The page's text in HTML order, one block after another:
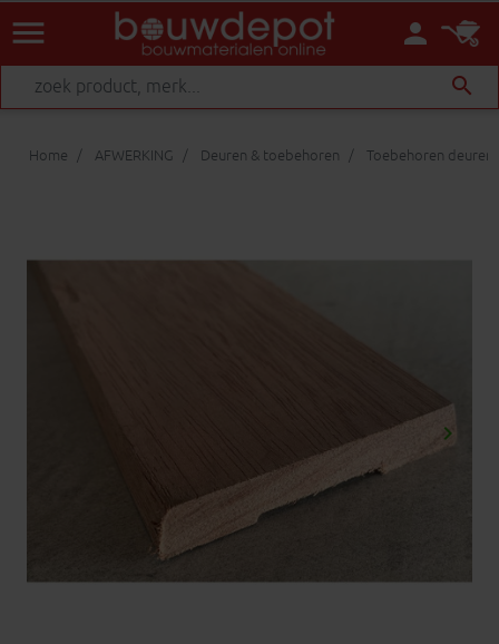
person
menu
search
Home AFWERKING Deuren & toebehoren Toebehoren deuren
keyboard_arrow_right